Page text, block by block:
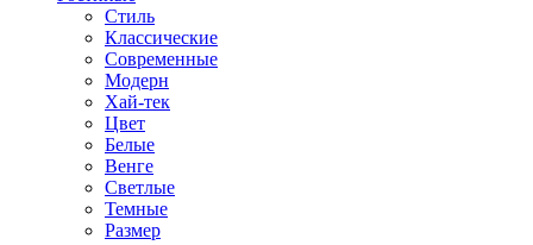
Стиль
Классические
Современные
Модерн
Хай-тек
Цвет
Белые
Венге
Светлые
Темные
Размер